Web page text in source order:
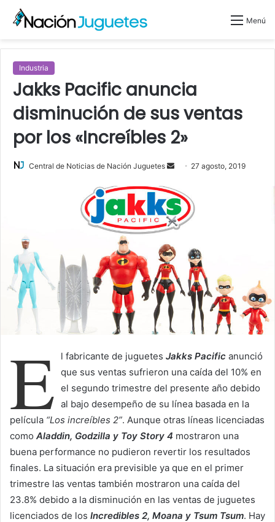
Menú
Industria
Jakks Pacific anuncia
disminución de sus ventas
por los «Increíbles 2»
Central de Noticias de Nación Juguetes
n
a
e
m
a
27 agosto, 2019
E l fabricante de juguetes Jakks Pacific anunció
que sus ventas sufrieron una caída del 10% en
el segundo trimestre del presente año debido
al bajo desempeño de su línea basada en la
película “Los increíbles 2”. Aunque otras líneas licenciadas
como Aladdin, Godzilla y Toy Story 4 mostraron una
buena performance no pudieron revertir los resultados
finales. La situación era previsible ya que en el primer
trimestre las ventas también mostraron una caída del
23.8% debido a la disminución en las ventas de juguetes
licenciados de los Incredibles 2, Moana y Tsum Tsum. Hay